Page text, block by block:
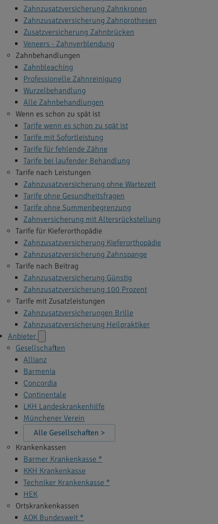
Zahnzusatzversicherung Zahnkronen
Zahnzusatzversicherung Zahnprothesen
Zusatzversicherung Zahnbrücken
Veneers - Zahnverblendung
Zahnbehandlungen
Zahnbleaching
Professionelle Zahnreinigung
Wurzelbehandlung
Alle Zahnbehandlungen
Wenn es schon zu spät ist
Tarife wenn es schon zu spät ist
Tarife mit Sofortleistung
Tarife für fehlende Zähne
Tarife bei laufender Behandlung
Tarife nach Leistungen
Zahnzusatzversicherung ohne Wartezeit
Tarife ohne Gesundheitsfragen
Tarife ohne Summenbegrenzung
Zahnversicherung mit Altersrückstellung
Tarife für Kieferorthopädie
Zahnzusatzversicherung Kieferorthopädie
Zahnzusatzversicherung Zahnspange
Tarife nach Beitrag
Zahnzusatzversicherung Günstig
Zahnzusatzversicherung 100 Prozent
Tarife mit Zusatzleistungen
Zahnzusatzversicherungen Brille
Zahnzusatzversicherung Heilpraktiker
Anbieter
Gesellschaften
Allianz
Barmenia
Concordia
Continentale
LKH Landeskrankenhilfe
Münchener Verein
Alle Gesellschaften >
Krankenkassen
Barmer Krankenkasse *
KKH Krankenkasse
Techniker Krankenkasse *
HEK
Ortskrankenkassen
AOK Bundesweit *